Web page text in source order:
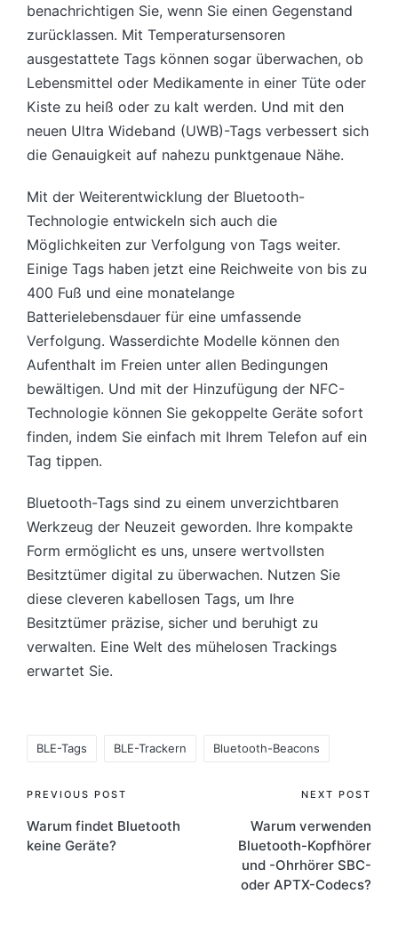
benachrichtigen Sie, wenn Sie einen Gegenstand
zurücklassen. Mit Temperatursensoren
ausgestattete Tags können sogar überwachen, ob
Lebensmittel oder Medikamente in einer Tüte oder
Kiste zu heiß oder zu kalt werden. Und mit den
neuen Ultra Wideband (UWB)-Tags verbessert sich
die Genauigkeit auf nahezu punktgenaue Nähe.
Mit der Weiterentwicklung der Bluetooth-
Technologie entwickeln sich auch die
Möglichkeiten zur Verfolgung von Tags weiter.
Einige Tags haben jetzt eine Reichweite von bis zu
400 Fuß und eine monatelange
Batterielebensdauer für eine umfassende
Verfolgung. Wasserdichte Modelle können den
Aufenthalt im Freien unter allen Bedingungen
bewältigen. Und mit der Hinzufügung der NFC-
Technologie können Sie gekoppelte Geräte sofort
finden, indem Sie einfach mit Ihrem Telefon auf ein
Tag tippen.
Bluetooth-Tags sind zu einem unverzichtbaren
Werkzeug der Neuzeit geworden. Ihre kompakte
Form ermöglicht es uns, unsere wertvollsten
Besitztümer digital zu überwachen. Nutzen Sie
diese cleveren kabellosen Tags, um Ihre
Besitztümer präzise, sicher und beruhigt zu
verwalten. Eine Welt des mühelosen Trackings
erwartet Sie.
BLE-Tags BLE-Trackern Bluetooth-Beacons
Post
navigation
PREVIOUS POST
Warum findet Bluetooth
keine Geräte?
NEXT POST
Warum verwenden
Bluetooth-Kopfhörer
und -Ohrhörer SBC-
oder APTX-Codecs?